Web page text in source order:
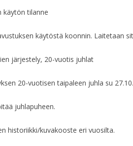
käytön tilanne
käytöstä koonnin. Laitetaan
järjestely, 20-vuotis juhlat
20-vuotisen taipaleen juhla su
juhlapuheen.
historiikki/kuvakooste eri vuosilta.